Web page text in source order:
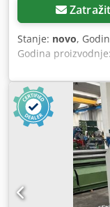
Stanje: novo,
Godina
isporuke: odmah,
isporuke Zemlja
rata leasinga:
tona Duljina izboja:
mm Maksimalna
probijanja: 8 s
čelik: 16 mm
135 mm Visina:
HIDRAULIČKA
potpuno